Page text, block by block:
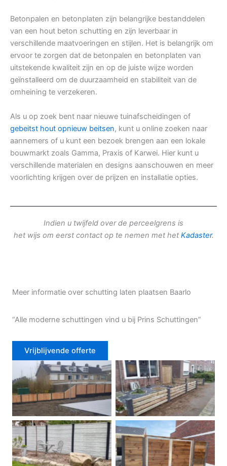
Betonpalen en betonplaten zijn belangrijke bestanddelen
van een hout beton schutting en zijn leverbaar in
verschillende maatvoeringen en stijlen. Het is belangrijk om
ervoor te zorgen dat de betonpalen en betonplaten van
uitstekende kwaliteit zijn en op de juiste wijze worden
geïnstalleerd om de duurzaamheid en stabiliteit van de
omheining te verzekeren.
Als u op zoek bent naar nieuwe tuinafscheidingen of
gebeitst hout opnieuw beitsen, kunt u online zoeken naar
aannemers of u kunt een bezoek brengen aan een lokale
bouwmarkt zoals Gamma, Praxis of Karwei. Hier kunt u
verschillende materialen en designs aanschouwen en meer
voorlichting krijgen over de prijzen en installatie opties.
Indien u twijfeld over de perceelgrens is
het wijs om eerst contact op te nemen met het Kadaster.
Meer informatie over schutting laten plaatsen Baarlo
“Alle moderne schuttingen vind u bij Prins Schuttingen”
Vrijblijvende offerte
Douglas schutting Tuinhek voortuin
Betonschutting
Dubbele poort